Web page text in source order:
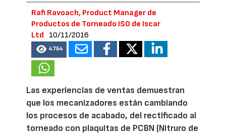
Rafi Ravoach, Product Manager de
Productos de Torneado ISO de Iscar
Ltd
10/11/2016
4764
Las experiencias de ventas demuestran
que los mecanizadores están cambiando
los procesos de acabado, del rectificado al
torneado con plaquitas de PCBN (Nitruro de